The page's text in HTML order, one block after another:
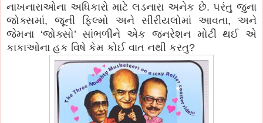
નાખનારાઓના અધિકારો માટે લડનારા અનેક છે. પરંતુ જુના
જોક્સમાં, જૂની ફિલ્મો અને સીરીયલોમાં આવતા, અને
જેમના ‘જોક્સો’ સાંભળીને એક જનરેશન મોટી થઈ એ
કાકાઓના હક વિષે કેમ કોઈ વાત નથી કરતુ?